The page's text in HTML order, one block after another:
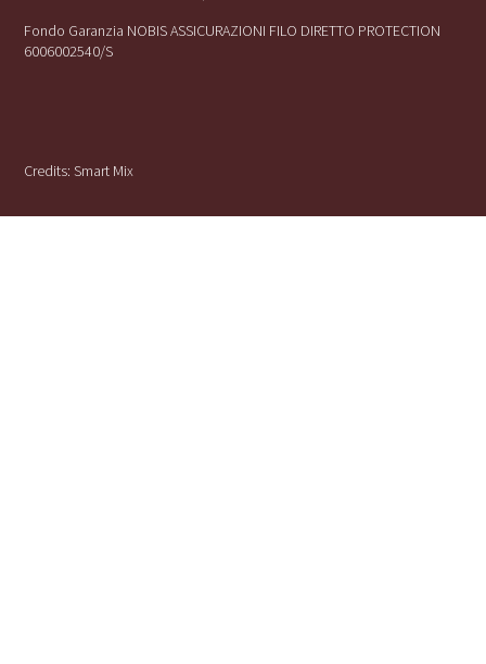
Fondo Garanzia NOBIS ASSICURAZIONI FILO DIRETTO PROTECTION
6006002540/S
Credits:Smart Mix